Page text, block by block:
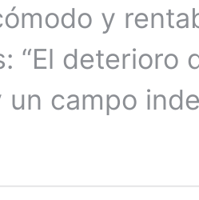
y
“El deterioro
un campo